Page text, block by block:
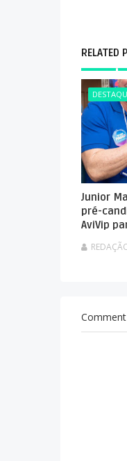
RELATED
Junior
pré-
AviVip
Comment